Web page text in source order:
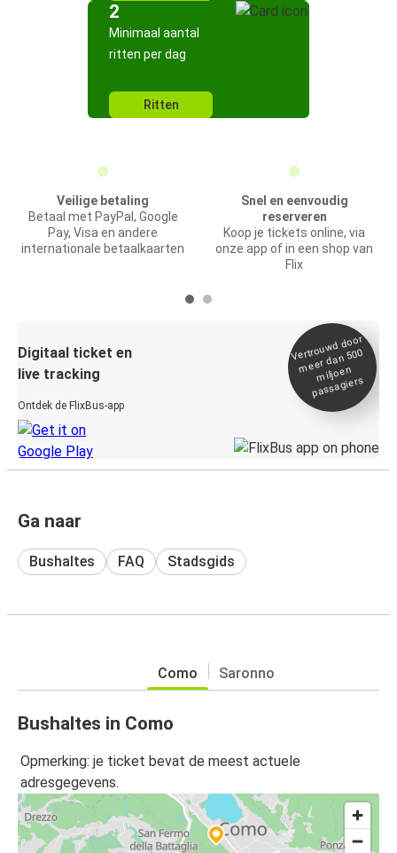
2
Minimaal aantal
ritten per dag
Ritten
Veilige betaling
Betaal met PayPal, Google
Pay, Visa en andere
internationale betaalkaarten
Snel en eenvoudig
reserveren
Koop je tickets online, via
onze app of in een shop van
Flix
Digitaal ticket en
live tracking
Ontdek de FlixBus-app
Vertrou
wd door
meer dan 500
miljoen
passagiers
Ga naar
Bushaltes FAQ Stadsgids
Como Saronno
Bushaltes in Como
Opmerking: je ticket bevat de meest actuele
adresgegevens.